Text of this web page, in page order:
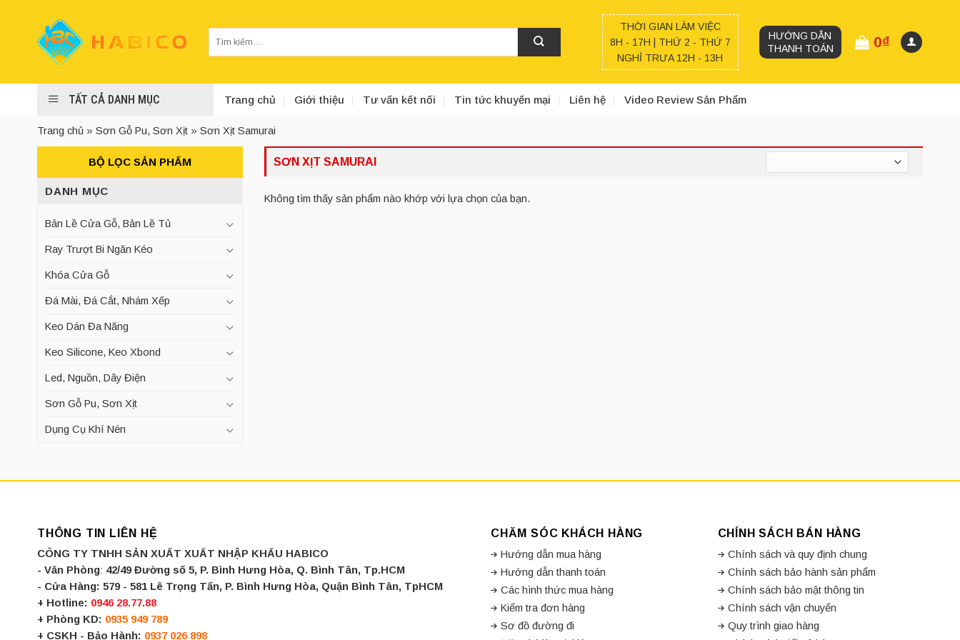
kiếm:
THỜI GIAN LÀM VIỆC
8H - 17H | THỨ 2 - THỨ 7
NGHỈ TRƯA 12H - 13H
HƯỚNG DẪN
THANH TOÁN
0₫
TẤT CẢ DANH MỤC Trang chủ Giới thiệu Tư vấn kết nối Tin tức khuyến mại Liên hệ Video Review Sản Phẩm
Trang chủ » Sơn Gỗ Pu, Sơn Xịt » Sơn Xịt Samurai
BỘ LỌC SẢN PHẨM
DANH MỤC
Bản Lề Cửa Gỗ, Bản Lề Tủ
Ray Trượt Bi Ngăn Kéo
Khóa Cửa Gỗ
Đá Mài, Đá Cắt, Nhám Xếp
Keo Dán Đa Năng
Keo Silicone, Keo Xbond
Led, Nguồn, Dây Điện
Sơn Gỗ Pu, Sơn Xịt
Dụng Cụ Khí Nén
SƠN XỊT SAMURAI
Không tìm thấy sản phẩm nào khớp với lựa chọn của bạn.
THÔNG TIN LIÊN HỆ
CÔNG TY TNHH SẢN XUẤT XUẤT NHẬP KHẨU HABICO
- Văn Phòng: 42/49 Đường số 5, P. Bình Hưng Hòa, Q. Bình Tân, Tp.HCM
- Cửa Hàng: 579 - 581 Lê Trọng Tấn, P. Bình Hưng Hòa, Quận Bình Tân, TpHCM
+ Hotline: 0946 28.77.88
+ Phòng KD: 0935 949 789
+ CSKH - Bảo Hành: 0937 026 898
CHĂM SÓC KHÁCH HÀNG
Hướng dẫn mua hàng
Hướng dẫn thanh toán
Các hình thức mua hàng
Kiểm tra đơn hàng
Sơ đồ đường đi
CHÍNH SÁCH BÁN HÀNG
Chính sách và quy định chung
Chính sách bảo hành sản phẩm
Chính sách bảo mật thông tin
Chính sách vận chuyển
Quy trình giao hàng